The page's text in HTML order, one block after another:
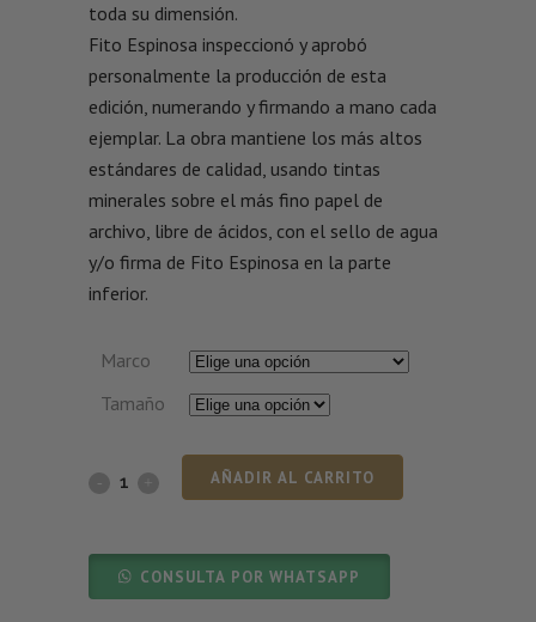
toda su dimensión.
Fito Espinosa inspeccionó y aprobó
personalmente la producción de esta
edición, numerando y firmando a mano cada
ejemplar. La obra mantiene los más altos
estándares de calidad, usando tintas
minerales sobre el más fino papel de
archivo, libre de ácidos, con el sello de agua
y/o firma de Fito Espinosa en la parte
inferior.
Marco
Tamaño
AÑADIR AL CARRITO
CONSULTA POR WHATSAPP